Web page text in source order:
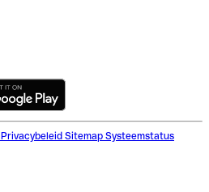
Privacybeleid Sitemap Systeemstatus